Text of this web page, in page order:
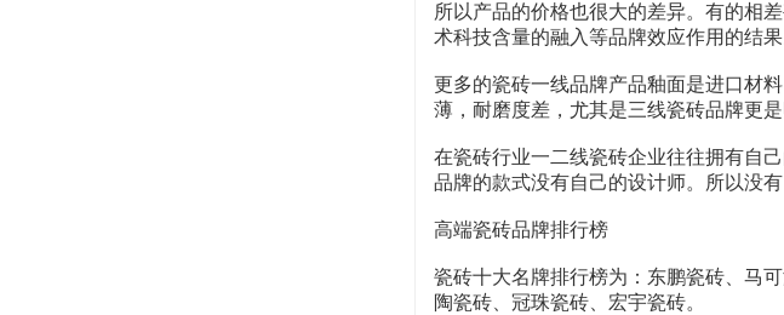
所以产品的价格也很大的差异。有的相
术科技含量的融入等品牌效应作用的结
更多的瓷砖一线品牌产品釉面是进口材
薄，耐磨度差，尤其是三线瓷砖品牌更是
在瓷砖行业一二线瓷砖企业往往拥有自
品牌的款式没有自己的设计师。所以没
高端瓷砖品牌排行榜
瓷砖十大名牌排行榜为：东鹏瓷砖、马
陶瓷砖、冠珠瓷砖、宏宇瓷砖。